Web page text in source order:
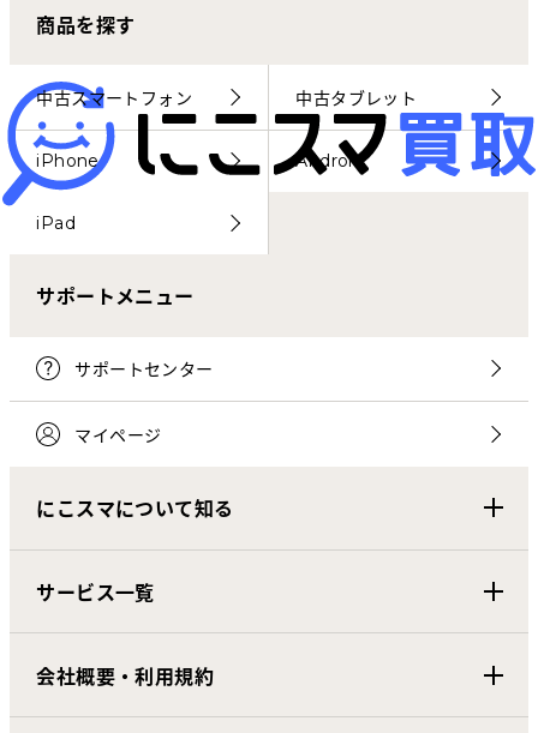
にこスマ通信
マイページ
商品を探す
中古スマートフォン 中古タブレット
iPhone Android
iPad
サポートメニュー
サポートセンター
マイページ
にこスマについて知る
サービス一覧
会社概要・利用規約